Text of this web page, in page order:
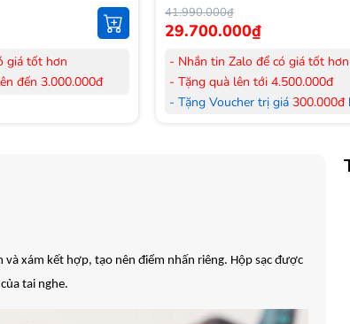
giá tốt hơn
đến 3.000.000đ
hãng
41.990.000₫
29.700.000₫
- Nhắn tin Zalo để có giá tốt hơn
- Tặng quà lên tới 4.500.000đ
- Tặng Voucher trị giá 300.000đ
- Vận chuyển Toàn Quốc.
và xám kết hợp, tạo nên điểm nhấn riêng. Hộp sạc được
tai nghe.